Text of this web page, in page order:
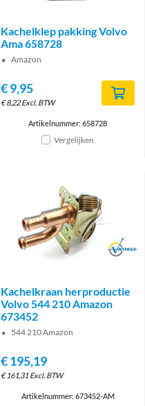
Kachelklep pakking Volvo
Ama 658728
Amazon
€9,95
€8,22 Excl. BTW
Artikelnummer: 658728
Vergelijken
Brand
Kachelkraan herproductie
Volvo 544 210 Amazon
673452
544 210 Amazon
€195,19
€161,31 Excl. BTW
Artikelnummer: 673452-AM